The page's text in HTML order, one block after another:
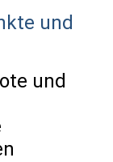
und
und